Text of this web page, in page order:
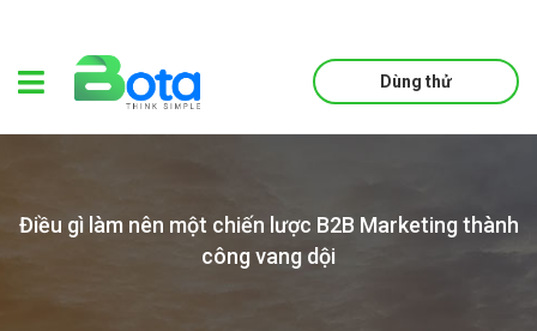
Dùng thử
Điều gì làm nên một chiến lược B2B Marketing thành
công vang dội